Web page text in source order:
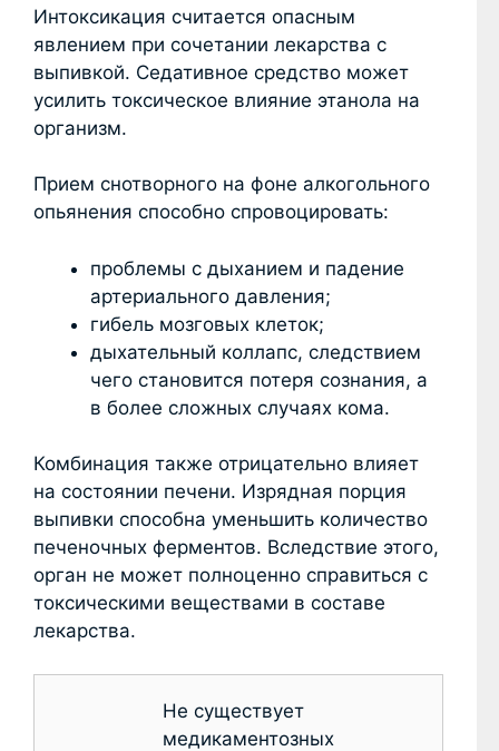
Интоксикация считается опасным
явлением при сочетании лекарства с
выпивкой. Седативное средство может
усилить токсическое влияние этанола на
организм.
Прием снотворного на фоне алкогольного
опьянения способно спровоцировать:
проблемы с дыханием и падение
артериального давления;
гибель мозговых клеток;
дыхательный коллапс, следствием
чего становится потеря сознания, а
в более сложных случаях кома.
Комбинация также отрицательно влияет
на состоянии печени. Изрядная порция
выпивки способна уменьшить количество
печеночных ферментов. Вследствие этого,
орган не может полноценно справиться с
токсическими веществами в составе
лекарства.
Не существует
медикаментозных